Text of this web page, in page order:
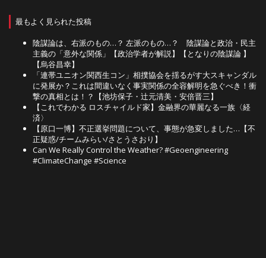
最もよく見られた投稿
陰謀論は、右派のもの…？ 左派のもの…？ 陰謀論と政治・民主
主義の「意外な関係」【政治学者が解説】【となりの陰謀論 】
【烏谷昌幸】
「連帯ユニオン関西生コン」相撲協会を揺るがす大スキャンダル
に発展か？これは間違いなく事実関係の全容解明を急ぐべき！衝
撃の真相とは！？【池坊保子・辻元清美・安倍晋三】
【これでわかる ロスチャイルド家】金融界の華麗なる一族〈経
済〉
【原口一博】不正選挙問題について、事態が急変しました…【不
正疑惑/チームみらい/さとうさおり】
Can We Really Control the Weather? #Geoengineering
#ClimateChange #Science